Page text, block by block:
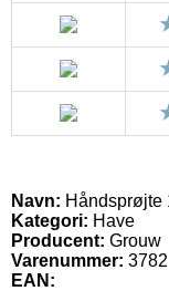
Navn: Håndsprøjte
Kategori: Have
Producent: Grouw
Varenummer: 3782
EAN: